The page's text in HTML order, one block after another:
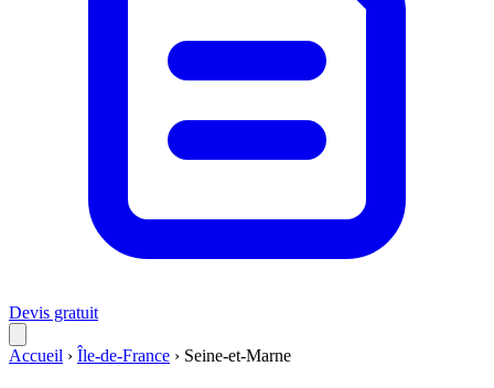
Devis gratuit
Accueil › Île-de-France › Seine-et-Marne